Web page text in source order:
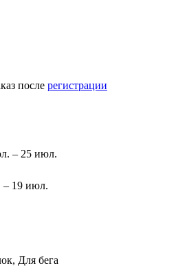
после регистрации
– 25 июл.
– 19 июл.
Для бега